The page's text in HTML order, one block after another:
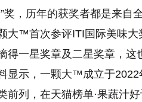
奖，历年的获奖者都是来自
大™首次参评ITI国际美味大
得一星奖章及二星奖章，
显示，一颗大™成立于2022
前列，在天猫榜单·果蔬汁